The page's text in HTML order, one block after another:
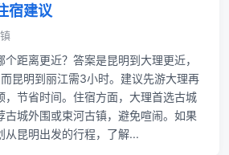
宿建议
距离更近？答案是昆明到大理更近，
昆明到丽江需3小时。建议先游大理再
，节省时间。住宿方面，大理首选古城
古城外围或束河古镇，避免喧闹。如果
从昆明出发的行程，了解...